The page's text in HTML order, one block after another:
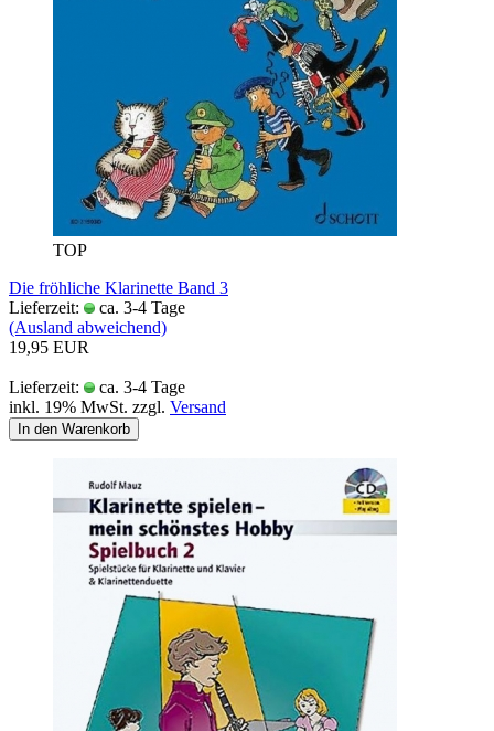
TOP
Die fröhliche Klarinette Band 3
Lieferzeit:
ca. 3-4 Tage
(Ausland abweichend)
19,95 EUR
Lieferzeit:
ca. 3-4 Tage
inkl. 19% MwSt. zzgl. Versand
In den Warenkorb